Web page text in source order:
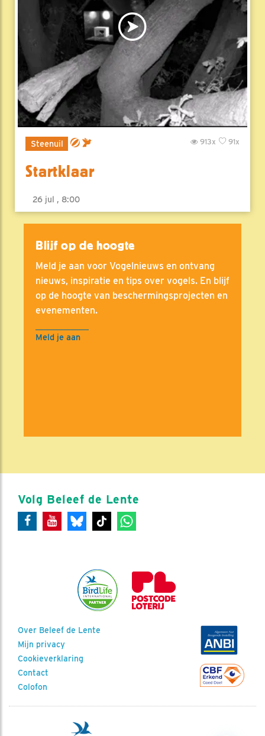
Steenuil 91x
913x
Startklaar
26 jul , 8:00
Blijf op de hoogte
Meld je aan voor Vogelnieuws en ontvang
nieuws, inspiratie en tips over vogels. En blijf
op de hoogte van beschermingsprojecten en
evenementen.
Meld je aan
Volg Beleef de Lente
Over Beleef de Lente
Mijn privacy
Cookieverklaring
Contact
Colofon